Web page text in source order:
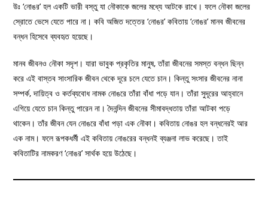
উঃ ‘নোঙর’ হল একটি ভারী বস্তু যা নৌকাকে জলের মধ্যে আটকে রাখে। ফলে নৌকা জলের
স্রোতে ভেসে যেতে পারে না। কবি অজিত দত্তের ‘নোঙর’ কবিতায় ‘নোঙর’ মানব জীবনের
বন্ধন হিসেবে ব্যবহৃত হয়েছে।
মানব জীবনও নৌকা সদৃশ। যারা ভাবুক প্রকৃতির মানুষ, তাঁরা জীবনের সমস্ত বন্ধন ছিন্ন
করে এই বাস্তব সাংসারিক জীবন থেকে দূরে চলে যেতে চান। কিন্তু সংসার জীবনের নানা
সম্পর্ক, দায়িত্ব ও কর্তব্যবোধ নামক নোঙরে তাঁরা বাঁধা পড়ে যান। তাঁরা সুদূরের আহ্বানে
এগিয়ে যেতে চান কিন্তু পারেন না। দৈনন্দিন জীবনের সীমাবদ্ধতায় তাঁরা আটকা পড়ে
থাকেন। তাঁর জীবন যেন নোঙরে বাঁধা পড়া এক নৌকা। কবিতায় নোঙর হল বন্ধনেরই আর
এক নাম। ফলে রূপকধর্মী এই কবিতায় নোঙরের বন্ধনই ব্যঞ্জনা লাভ করেছে। তাই
কবিতাটির নামকরণ ‘নোঙর’ সার্থক হয়ে উঠেছে।